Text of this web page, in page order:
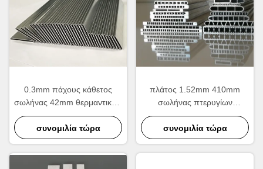
0.3mm πάχους κάθετος
σωλήνας 42mm θερμαντικών
σωμάτων βιομηχανίας
ασημένιος πλάτος
συνομιλία τώρα
πλάτος 1.52mm 410mm
σωλήνας πτερυγίων
θερμαντικών σωμάτων
πάχους, υπηρεσία cOem
ανταλλακτικών θερμαντικών
σωμάτων
συνομιλία τώρα